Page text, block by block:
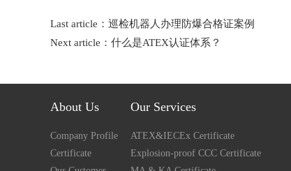
Last article： 巡检机器人办理防爆合格证案例
Next article： 什么是ATEX认证体系？
About Us
Company Profile
Certificate
Our Services
ATEX&IECEx Certificate
Explosion-proof CCC Certificate